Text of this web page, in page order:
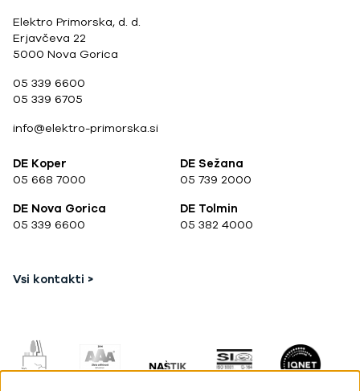
Elektro Primorska, d. d.
Erjavčeva 22
5000 Nova Gorica
05 339 6600
05 339 6705
info@elektro-primorska.si
DE Koper
05 668 7000
DE Sežana
05 739 2000
DE Nova Gorica
05 339 6600
DE Tolmin
05 382 4000
Vsi kontakti >